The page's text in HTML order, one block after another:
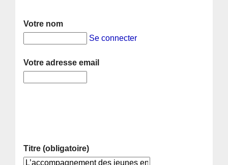
Votre nom
Se connecter
Votre adresse email
Titre (obligatoire)